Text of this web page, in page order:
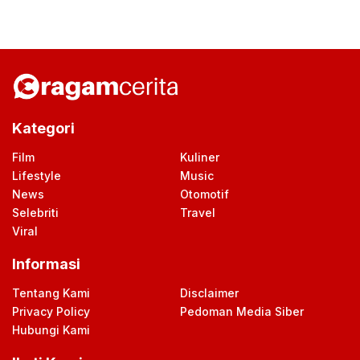
Kategori
Film
Kuliner
Lifestyle
Music
News
Otomotif
Selebriti
Travel
Viral
Informasi
Tentang Kami
Disclaimer
Privacy Policy
Pedoman Media Siber
Hubungi Kami